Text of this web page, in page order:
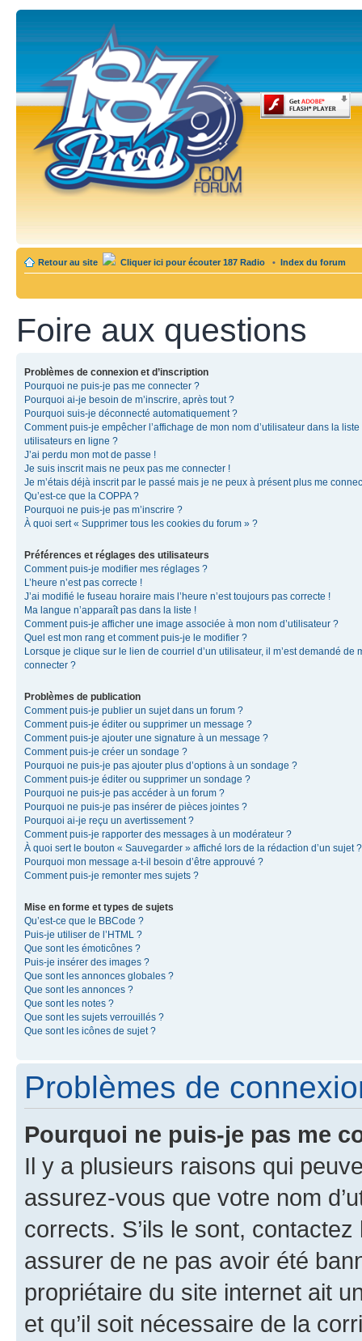
Retour au site Cliquer ici pour écouter 187 Radio • Index du forum
Foire aux questions
Problèmes de connexion et d’inscription
Pourquoi ne puis-je pas me connecter ?
Pourquoi ai-je besoin de m’inscrire, après tout ?
Pourquoi suis-je déconnecté automatiquement ?
Comment puis-je empêcher l’affichage de mon nom d’utilisateur dans la liste
utilisateurs en ligne ?
J’ai perdu mon mot de passe !
Je suis inscrit mais ne peux pas me connecter !
Je m’étais déjà inscrit par le passé mais je ne peux à présent plus me
Qu’est-ce que la COPPA ?
Pourquoi ne puis-je pas m’inscrire ?
À quoi sert « Supprimer tous les cookies du forum » ?
Préférences et réglages des utilisateurs
Comment puis-je modifier mes réglages ?
L’heure n’est pas correcte !
J’ai modifié le fuseau horaire mais l’heure n’est toujours pas correcte !
Ma langue n’apparaît pas dans la liste !
Comment puis-je afficher une image associée à mon nom d’utilisateur ?
Quel est mon rang et comment puis-je le modifier ?
Lorsque je clique sur le lien de courriel d’un utilisateur, il m’est demandé de
connecter ?
Problèmes de publication
Comment puis-je publier un sujet dans un forum ?
Comment puis-je éditer ou supprimer un message ?
Comment puis-je ajouter une signature à un message ?
Comment puis-je créer un sondage ?
Pourquoi ne puis-je pas ajouter plus d’options à un sondage ?
Comment puis-je éditer ou supprimer un sondage ?
Pourquoi ne puis-je pas accéder à un forum ?
Pourquoi ne puis-je pas insérer de pièces jointes ?
Pourquoi ai-je reçu un avertissement ?
Comment puis-je rapporter des messages à un modérateur ?
À quoi sert le bouton « Sauvegarder » affiché lors de la rédaction d’un sujet ?
Pourquoi mon message a-t-il besoin d’être approuvé ?
Comment puis-je remonter mes sujets ?
Mise en forme et types de sujets
Qu’est-ce que le BBCode ?
Puis-je utiliser de l’HTML ?
Que sont les émoticônes ?
Puis-je insérer des images ?
Que sont les annonces globales ?
Que sont les annonces ?
Que sont les notes ?
Que sont les sujets verrouillés ?
Que sont les icônes de sujet ?
Problèmes de
Pourquoi ne puis-je pas me
Il y a plusieurs raisons qui
assurez-vous que votre nom
corrects. S’ils le sont,
assurer de ne pas avoir été
propriétaire du site internet ait
et qu’il soit nécessaire de la